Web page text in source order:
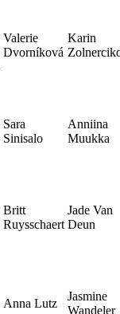
Valerie
Dvorníková
Karin
Sara
Sinisalo
Anniina
Muukka
Britt
Ruysschaert
Jade Van
Deun
Anna Lutz
Jasmine
Wandeler